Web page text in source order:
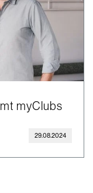
myClubs
29.08.2024